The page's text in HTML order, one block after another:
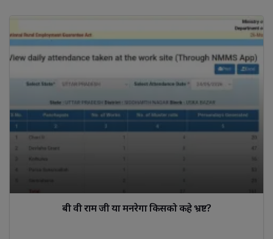
बी वी राम जी या मनरेगा किसको कहे भ्रष्ट?